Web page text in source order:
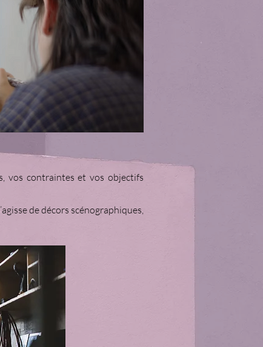
vos contraintes et vos objectifs
de décors scénographiques,